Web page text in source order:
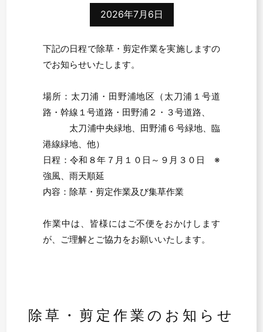
2026年7月6日
下記の日程で除草・剪定作業を実施しますの
でお知らせいたします。
場所：太刀浦・田野浦地区（太刀浦１号道
路・幹線１号道路・田野浦２・３号道路、
太刀浦中央緑地、田野浦６号緑地、臨
港線緑地、他）
日程：令和８年７月１０日～９月３０日 ※
強風、雨天順延
内容：除草・剪定作業及び集草作業
作業中は、皆様にはご不便をおかけします
が、ご理解とご協力をお願いいたします。
除草・剪定作業のお知らせ